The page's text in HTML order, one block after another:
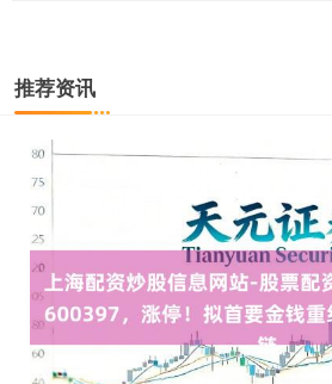
推荐资讯